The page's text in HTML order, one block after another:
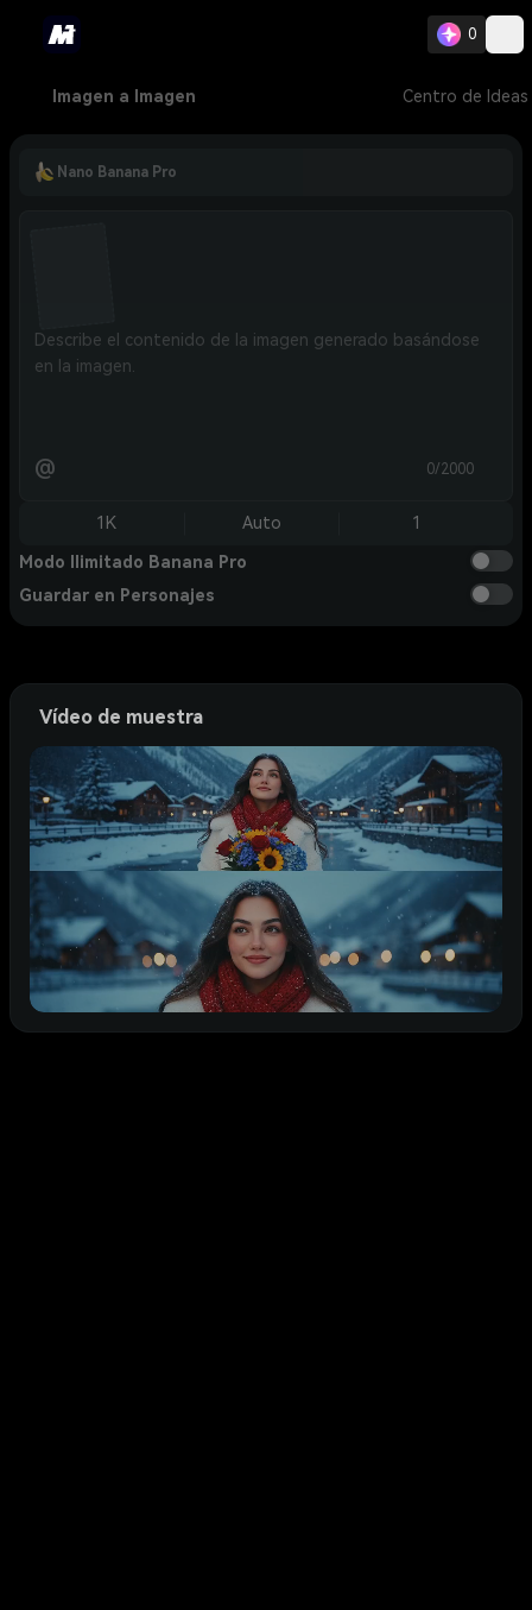
0
Imagen a Imagen Centro de Ideas
Nano Banana Pro
@ 0/2000
1K Auto 1
Modo Ilimitado Banana Pro
Guardar en Personajes
Vídeo de muestra